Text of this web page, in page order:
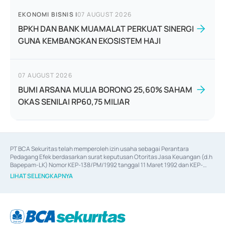
EKONOMI BISNIS |07 AUGUST 2026
BPKH DAN BANK MUAMALAT PERKUAT SINERGI
GUNA KEMBANGKAN EKOSISTEM HAJI
07 AUGUST 2026
BUMI ARSANA MULIA BORONG 25,60% SAHAM
OKAS SENILAI RP60,75 MILIAR
PT BCA Sekuritas telah memperoleh izin usaha sebagai Perantara
Pedagang Efek berdasarkan surat keputusan Otoritas Jasa Keuangan (d.h
Bapepam-LK) Nomor KEP-138/PM/1992 tanggal 11 Maret 1992 dan KEP-
06/D.04/2014 tanggal 28 Februari 2014, izin usaha sebagai Penjamin Emisi
Efek berdasarkan surat keputusan Otoritas Jasa Keuangan Nomor KEP-
berdasarkan surat keputusan Otoritas Jasa Keuangan Nomor S-
67/PM.21/2017 tanggal 3 Februari 2017, dan beberapa izin usaha lainnya
LIHAT SELENGKAPNYA